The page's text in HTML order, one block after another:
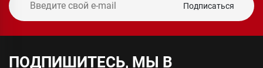
Подписаться
ПОДПИШИТЕСЬ, МЫ В